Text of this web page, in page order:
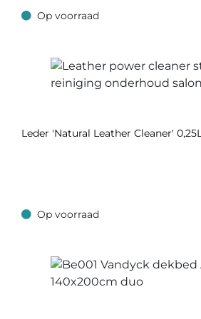
Op voorraad
Op voorraad
Leder 'Natural Leather Cleaner'
Op voorraad
Op voorraad